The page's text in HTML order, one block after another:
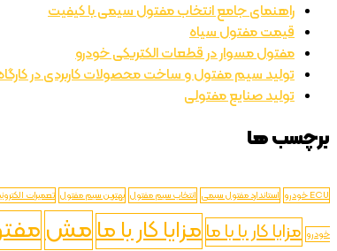
راهنمای جامع انتخاب مفتول سیمی با کیفیت
قیمت مفتول سیاه
مفتول مسوار در قطعات الکتریکی خودرو
تولید سیم مفتول و ساخت محصولات کاربردی در
تولید صنایع مفتولی
برچسب ها
ECU خودرو استاندارد مفتول سیمی انتخاب سیم مفتول بهترین سیم مفتول تعمیرات
خودرو مزایا کار با با مامزایا کار با مامش